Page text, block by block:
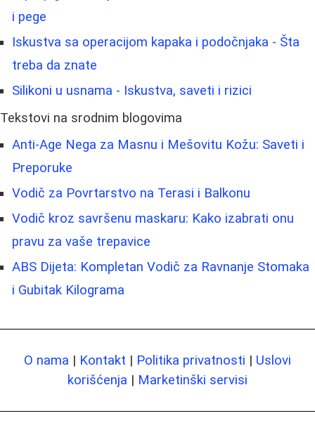
i pege
Iskustva sa operacijom kapaka i podočnjaka - Šta
treba da znate
Silikoni u usnama - Iskustva, saveti i rizici
Tekstovi na srodnim blogovima
Anti-Age Nega za Masnu i Mešovitu Kožu: Saveti i
Preporuke
Vodič za Povrtarstvo na Terasi i Balkonu
Vodič kroz savršenu maskaru: Kako izabrati onu
pravu za vaše trepavice
ABS Dijeta: Kompletan Vodič za Ravnanje Stomaka
i Gubitak Kilograma
O nama | Kontakt | Politika privatnosti | Uslovi
korišćenja | Marketinški servisi